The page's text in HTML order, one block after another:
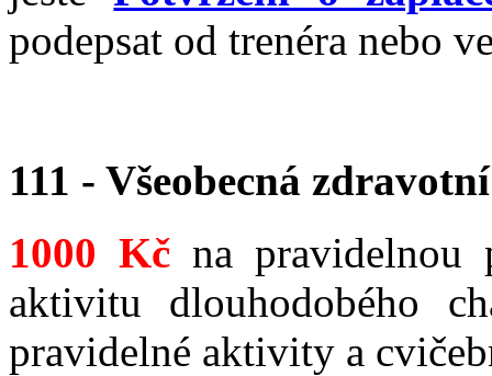
podepsat od trenéra nebo
111 - Všeobecná
1000 Kč na pravidelnou
aktivitu dlouhodobého
pravidelné aktivity a